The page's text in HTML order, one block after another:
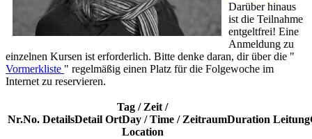
Darüber hinaus
ist die Teilnahme
entgeltfrei! Eine
Anmeldung zu
einzelnen Kursen ist erforderlich. Bitte denke daran, dir über die "
Vormerkliste " regelmäßig einen Platz für die Folgewoche im
Internet zu reservieren.
Nr.No. DetailsDetail
Tag / Zeit /
OrtDay / Time /
Location
ZeitraumDuration Leitung